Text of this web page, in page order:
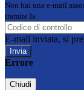
Non hai una e-mail
tramite la
E-mail inviata, si
Errore
Chiudi